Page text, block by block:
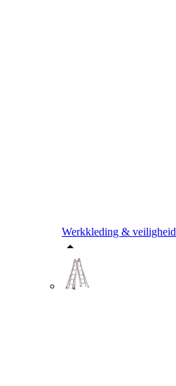
Werkkleding & veiligheid